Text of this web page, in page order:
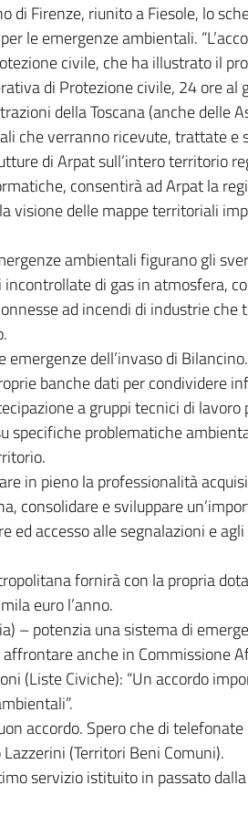
di Firenze, riunito a Fiesole, lo
le emergenze ambientali.
civile, che ha illustrato il
di Protezione civile, 24 ore al
della Toscana (anche delle
che verranno ricevute, trattate e
di Arpat sull’intero territorio
consentirà ad Arpat la
visione delle mappe territoriali
ambientali figurano gli
di gas in atmosfera,
ad incendi di industrie che
dell’invaso di Bilancino.
banche dati per condividere
a gruppi tecnici di lavoro
specifiche problematiche
in pieno la professionalità
consolidare e sviluppare
ed accesso alle segnalazioni e
fornirà con la propria
euro l’anno.
– potenzia una sistema di
anche in Commissione
(Liste Civiche): “Un accordo
accordo. Spero che di
(Territori Beni Comuni).
servizio istituito in passato